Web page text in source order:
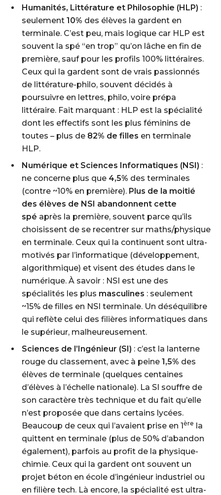
Humanités, Littérature et Philosophie (HLP) :
seulement 10% des élèves la gardent en
terminale. C’est peu, mais logique car HLP est
souvent la spé “en trop” qu’on lâche en fin de
première, sauf pour les profils 100% littéraires.
Ceux qui la gardent sont de vrais passionnés
de littérature-philo, souvent décidés à
poursuivre en lettres, philo, voire prépa
littéraire. Fait marquant : HLP est la spécialité
dont les effectifs sont les plus féminins de
toutes – plus de 82% de filles en terminale
HLP.
Numérique et Sciences Informatiques (NSI) :
ne concerne plus que 4,5% des terminales
(contre ~10% en première). Plus de la moitié
des élèves de NSI abandonnent cette
spé après la première, souvent parce qu’ils
choisissent de se recentrer sur maths/physique
en terminale. Ceux qui la continuent sont ultra-
motivés par l’informatique (développement,
algorithmique) et visent des études dans le
numérique. À savoir : NSI est une des
spécialités les plus masculines : seulement
~15% de filles en NSI terminale. Un déséquilibre
qui reflète celui des filières informatiques dans
le supérieur, malheureusement.
Sciences de l’Ingénieur (SI) : c’est la lanterne
rouge du classement, avec à peine 1,5% des
élèves de terminale (quelques centaines
d’élèves à l’échelle nationale). La SI souffre de
son caractère très technique et du fait qu’elle
n’est proposée que dans certains lycées.
Beaucoup de ceux qui l’avaient prise en 1ère la
quittent en terminale (plus de 50% d’abandon
également), parfois au profit de la physique-
chimie. Ceux qui la gardent ont souvent un
projet béton en école d’ingénieur industriel ou
en filière tech. Là encore, la spécialité est ultra-